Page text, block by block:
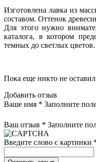
Изготовлена лавка из
составом. Оттенок
Для этого нужно
каталога, в котором
темных до светлых цветов.
Пока еще никто не
Добавить отзыв
Ваше имя * Заполните
Ваш отзыв * Заполните
Введите слово с картинки